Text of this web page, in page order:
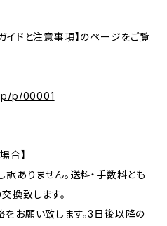
イドと注意事項】のページをご覧
p/00001
合】
訳ありません。送料・手数料とも
換致します。
お願い致します。3日後以降の